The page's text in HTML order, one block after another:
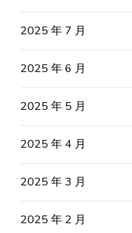
2025 年 7 月
2025 年 6 月
2025 年 5 月
2025 年 4 月
2025 年 3 月
2025 年 2 月